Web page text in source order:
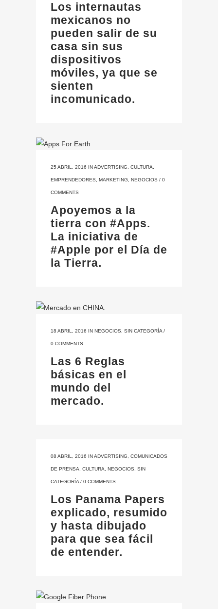
Los internautas
mexicanos no
pueden salir de su
casa sin sus
dispositivos
móviles, ya que se
sienten
incomunicado.
25 ABRIL, 2016 INADVERTISING CULTURA
EMPRENDEDORES MARKETING NEGOCIOS / 0
COMMENTS
Apoyemos a la
tierra con #Apps.
La iniciativa de
#Apple por el Día de
la Tierra.
18 ABRIL, 2016 IN NEGOCIOS SIN CATEGORÍA /
0 COMMENTS
Las 6 Reglas
básicas en el
mundo del
mercado.
08 ABRIL, 2016 INADVERTISING COMUNICADOS
DE PRENSA CULTURA NEGOCIOS SIN
CATEGORÍA / 0 COMMENTS
Los Panama Papers
explicado, resumido
y hasta dibujado
para que sea fácil
de entender.